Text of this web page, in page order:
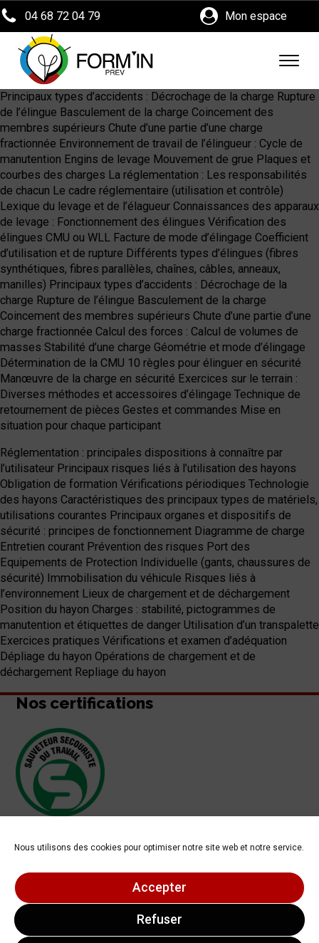
Nous utilisons des cookies pour optimiser notre site web et notre service.
Accepter
Refuser
Principaux types d’accidents : Décrochage de la charge Rupture
de l’élingue Basculement de la charge Coincement des
membres supérieurs Chute d’une partie d’une charge
fractionnée Environnement de travail de l’élingueur : Cycle de
manutention Engins de levage Mouvement de grue Plaques et
courbes des charges La réglementation : Les responsabilités
de chacun Le cadre réglementaire (utilisation et contrôle)
Lexique du levage et de l’élagueur Connaissances des apparaux
de levage : Fonctionnement des élingues Vérification des
élingues CMU ou WLL Facture de mode d’élingage Coefficient
d’utilisation et de rupture Différents types d’élingues (fibres
synthétiques, fibres parallèles, chaînes, câbles, anneaux,
manilles) Principaux types d’accidents : Décrochage de la
charge Rupture de l’élingue Basculement de la charge
Coincement des membres supérieurs Chute d’une partie d’une
charge fractionnée Calcul des forces : Calcul de volumes de
masses Stabilité d’une charge Géométrie et mode d’élingage
Détermination de la CMU 10 règles pour élinguer en sécurité
Manœuvre de la charge en sécurité Exercices sur le terrain :
Diverses méthodes et accessoires d’élingage Technique de
retournement de pièces Gestes et commandes Mise en
situation pour chaque participant
Réglementation : principales dispositions à connaître par
l’utilisateur Principaux risques liés à l’utilisation des hayons
Obligation de formation Vérifications périodiques Technologie
des hayons Caractéristiques des principaux types de matériels,
utilisations courantes Principaux organes et dispositifs de
sécurité : principes de fonctionnement Diagramme de charge
Entretien courant Prévention des risques Port des
Equipements de Protection Individuelle (gants, chaussures de
sécurité) Immobilisation du véhicule Risques liés à
l’environnement Lieux de chargement et de déchargement
Position du hayon Charges : stabilité, pictogrammes de
manutention et étiquettes de danger Utilisation d’un transpalette
Exercices pratiques Vérifications et examen d’adéquation
Dépliage du hayon Opérations de chargement et de
déchargement Repliage du hayon
04 68 72 04 79 Mon espace
Nos certifications